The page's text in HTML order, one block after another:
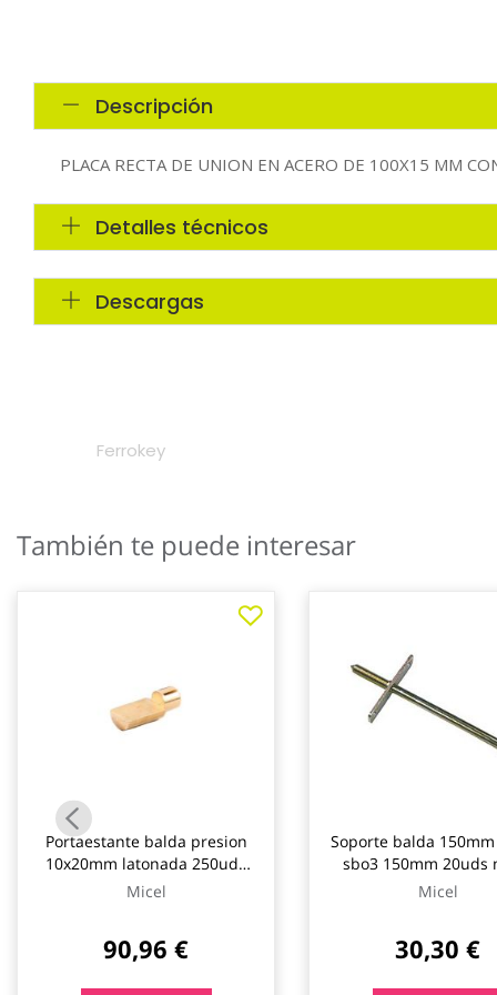
También te puede interesar
Portaestante balda presion
10x20mm latonada 250uds
micel
Micel
90,96 €
Soporte balda
sbo3 150mm 20uds
Micel
30,30 €